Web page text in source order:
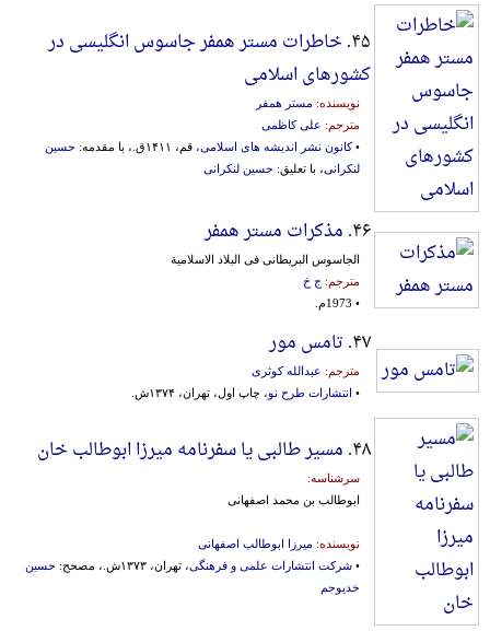
۴۵. خاطرات مستر همفر جاسوس انگلیسی در
کشورهای اسلامی
نویسنده: مستر همفر
مترجم: علی کاظمی
•کانون نشر اندیشه های اسلامی، قم، ۱۴۱۱ق.، با مقدمه:
حسین
لنکرانی، با تعلیق: حسین لنکرانی
۴۶. مذکرات مستر همفر
الجاسوس البریطانی فی البلاد الاسلامیة
مترجم: ج خ
• 1973م.
۴۷. تامس مور
مترجم: عبدالله کوثری
• انتشارات طرح نو، چاپ اول، تهران، ۱۳۷۴ش.
۴۸. مسیر طالبی یا سفرنامه میرزا ابوطالب خان
سرشناسه:
ابوطالب بن محمد اصفهانی
نویسنده: میرزا ابوطالب اصفهانی
• شرکت انتشارات علمی و فرهنگی، تهران، ۱۳۷۳ش.، مصحح:
حسین
خدیوجم